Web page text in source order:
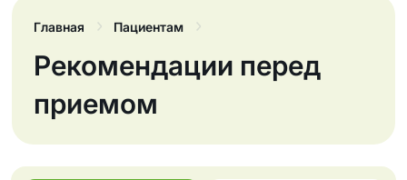
Главная Пациентам
Рекомендации перед
приемом